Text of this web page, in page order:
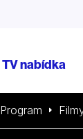
TV nabídka
Program